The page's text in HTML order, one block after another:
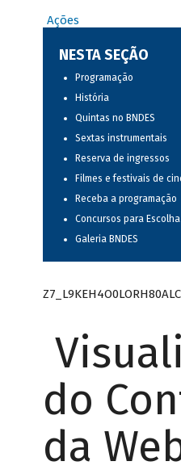
Ações
NESTA SEÇÃO
Programação
História
Quintas no BNDES
Sextas instrumentais
Reserva de ingressos
Filmes e festivais de
Receba a programação
Concursos para
Galeria BNDES
do
da